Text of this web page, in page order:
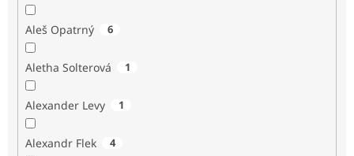
Aleš Opatrný 6
Aletha Solterová 1
Alexander Levy 1
Alexandr Flek 4